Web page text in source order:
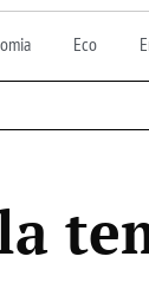
Eco